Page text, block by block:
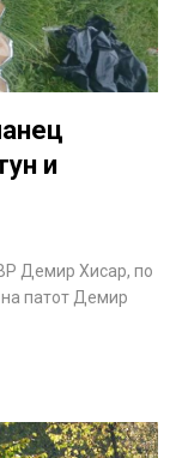
и
Демир Хисар, по
на патот Демир